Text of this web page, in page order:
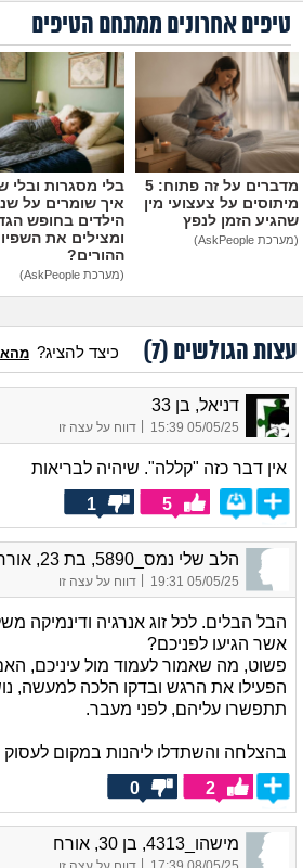
טיפים אחרונים ממתחם הטיפים
מדברים על זה פתוח: 5
מיתוסים על צעצועי מין
שהגיע הזמן לנפץ
(מערכת AskPeople)
בלי מסגרות ובלי
איך שומרים על
הילדים בחופש
ומצילים את
ההורים?
(מערכת AskPeople)
עצות הגולשים (7
) כיצד להציג?
דניאל, בן 33
05/05/25 15:39 דווח על עצה זו
אין דבר כזה "קללה". שיהיה לבריאות
5
1
הלב שלי נמס_5890, בת 23, אורחת
05/05/25 19:31 דווח על עצה זו
הבל הבלים. לכל זוג אנרגיה ודינמיקה
אשר הגיעו לפניכם?
פשוט, מה שאמור לעמוד מול עיניכם,
הפעילו את הרגש ובדקו הלכה למעשה,
תתפשרו עליהם, לפני מעבר.
בהצלחה והשתדלו ליהנות במקום
2
0
מישהו_4313, בן 30, אורח